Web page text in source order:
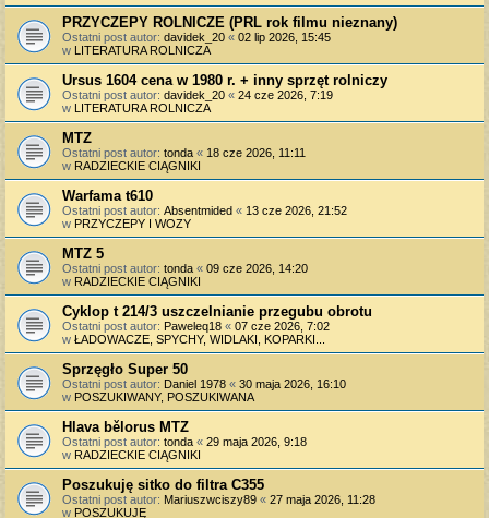
PRZYCZEPY ROLNICZE (PRL rok filmu nieznany)
Ostatni post autor: davidek_20 « 02 lip 2026, 15:45
w LITERATURA ROLNICZA
Ursus 1604 cena w 1980 r. + inny sprzęt rolniczy
Ostatni post autor: davidek_20 « 24 cze 2026, 7:19
w LITERATURA ROLNICZA
MTZ
Ostatni post autor: tonda « 18 cze 2026, 11:11
w RADZIECKIE CIĄGNIKI
Warfama t610
Ostatni post autor: Absentmided « 13 cze 2026, 21:52
w PRZYCZEPY I WOZY
MTZ 5
Ostatni post autor: tonda « 09 cze 2026, 14:20
w RADZIECKIE CIĄGNIKI
Cyklop t 214/3 uszczelnianie przegubu obrotu
Ostatni post autor: Paweleq18 « 07 cze 2026, 7:02
w ŁADOWACZE, SPYCHY, WIDLAKI, KOPARKI...
Sprzęgło Super 50
Ostatni post autor: Daniel 1978 « 30 maja 2026, 16:10
w POSZUKIWANY, POSZUKIWANA
Hlava bělorus MTZ
Ostatni post autor: tonda « 29 maja 2026, 9:18
w RADZIECKIE CIĄGNIKI
Poszukuję sitko do filtra C355
Ostatni post autor: Mariuszwciszy89 « 27 maja 2026, 11:28
w POSZUKUJĘ